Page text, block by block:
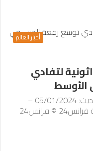
أخبار العالم
لتفادي
الأوسط
نشرت في: 05/01/2024 – 08:35آخر تحديث: 05/01/2024 –
11:59 01:49 صورة ملتقطة من شاشة فرانس24 © فرانس24